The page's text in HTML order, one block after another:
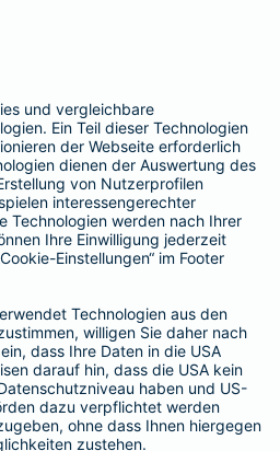
Sie bei jedem Schritt von der